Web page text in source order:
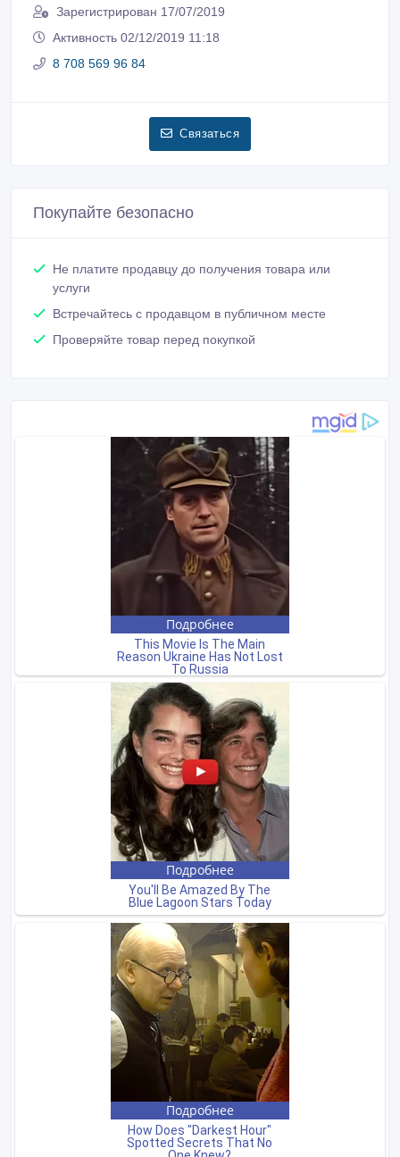
Зарегистрирован 17/07/2019
Активность 02/12/2019 11:18
8 708 569 96 84
Связаться
Покупайте безопасно
Не платите продавцу до получения товара или
услуги
Встречайтесь с продавцом в публичном месте
Проверяйте товар перед покупкой